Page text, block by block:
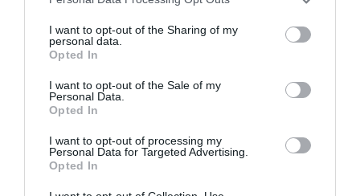
not limited to your visit or usage behaviour. You may click to
grant or deny consent to Google and its third-party tags to
use your data for below specified purposes in below Google
consent section.
I want to opt-out of the Sharing of my
personal data.
Opted In
I want to opt-out of the Sale of my
Personal Data.
Opted In
I want to opt-out of processing my
Personal Data for Targeted Advertising.
Opted In
2024. január 18. | Sport SUV Személyauto|
Címkék: autós hírek
Ha Dubaj, akkor sokaknak a mérhetetlen
gazdagság, a felhőkarcolók látványa és a
szupersportkocsik hada ugrik be. Persze, ott
sem minden arany, ami fénylik, de a helyi
rendőrség azért ad a látványnak, most